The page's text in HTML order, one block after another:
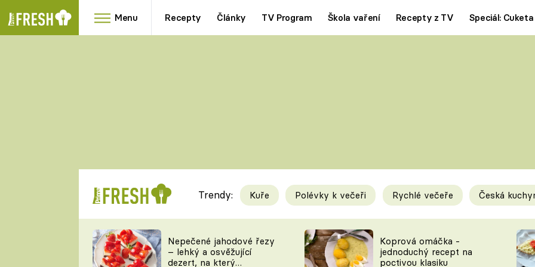
Menu Recepty Články TV Program Škola vaření Recepty z TV Speciál: Cuketa
RYCHLOVKY
Videorecepty
TEĎ VAŘÍ ŠÉF!
Tipy a triky
KAM ZA JÍDLEM
Trendy: Kuře Polévky k večeři Rychlé večeře Česká
Nepečené jahodové řezy
– lehký a osvěžující
dezert, na který
Koprová omáčka -
jednoduchý recept na
poctivou klasiku